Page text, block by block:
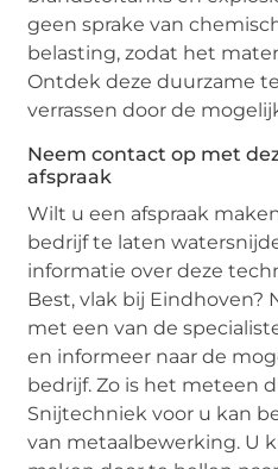
geen sprake van
belasting, zodat het
Ontdek deze duurzame
verrassen door de
Neem contact op met
afspraak
Wilt u een afspraak
bedrijf te laten
informatie over deze
Best, vlak bij Eindhoven?
met een van de
en informeer naar de
bedrijf. Zo is het meteen
Snijtechniek voor u kan
van metaalbewerking. U